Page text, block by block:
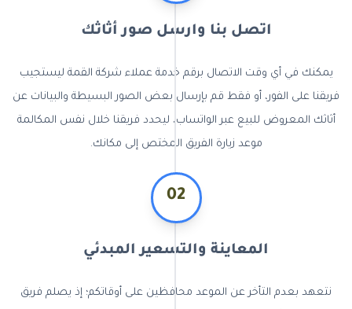
اتصل بنا وارسل صور أثاثك
يمكنك في أي وقت الاتصال برقم خدمة عملاء شركة القمة ليستجيب
فريقنا على الفور، أو فقط قم بإرسال بعض الصور البسيطة والبيانات عن
أثاثك المعروض للبيع عبر الواتساب، ليحدد فريقنا خلال نفس المكالمة
موعد زيارة الفريق المختص إلى مكانك.
02
المعاينة والتسعير المبدئي
نتعهد بعدم التأخر عن الموعد محافظين على أوقاتكم؛ إذ يصلم فريق